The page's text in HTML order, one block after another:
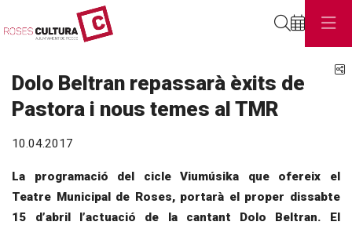
Dolo Beltran repassarà èxits de
Pastora i nous temes al TMR
10.04.2017
La programació del cicle Viumúsika que ofereix el
Teatre Municipal de Roses, portarà el proper dissabte
15 d’abril l’actuació de la cantant Dolo Beltran. El